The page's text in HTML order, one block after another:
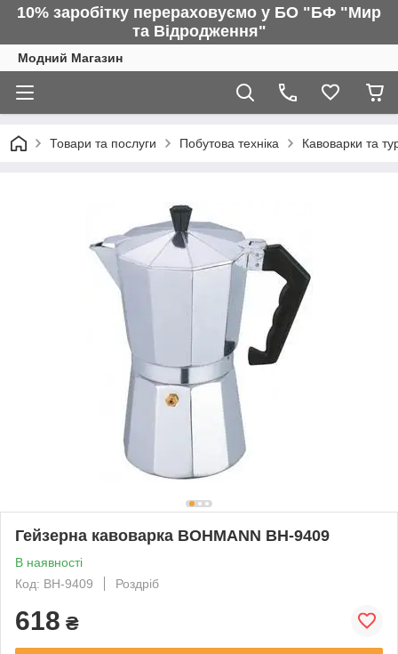
10% заробітку перераховуємо у БО "БФ "Мир
та Відродження"
Модний Магазин
Товари та послуги Побутова техніка Кавоварки та
Гейзерна кавоварка BOHMANN BH-9409
В наявності
Код: BH-9409
Роздріб
618 ₴